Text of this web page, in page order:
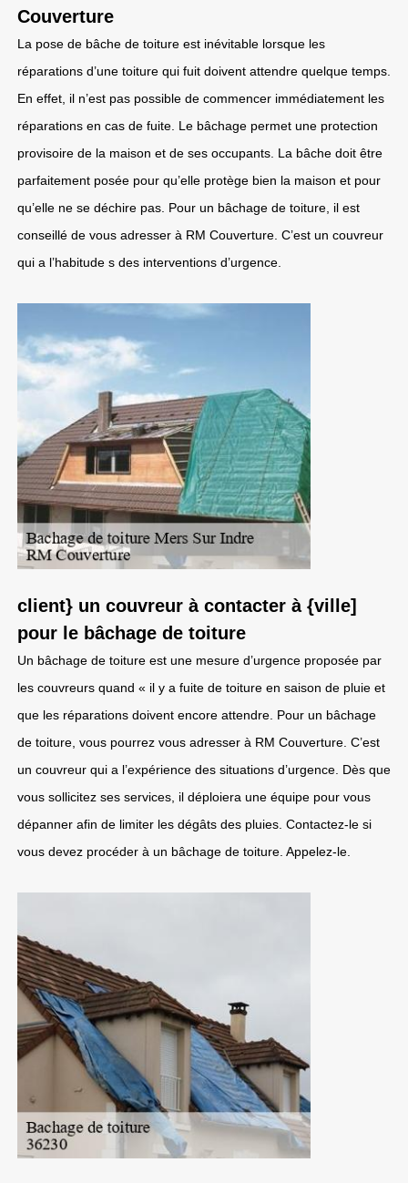
Couverture
La pose de bâche de toiture est inévitable lorsque les
réparations d’une toiture qui fuit doivent attendre quelque temps.
En effet, il n’est pas possible de commencer immédiatement les
réparations en cas de fuite. Le bâchage permet une protection
provisoire de la maison et de ses occupants. La bâche doit être
parfaitement posée pour qu’elle protège bien la maison et pour
qu’elle ne se déchire pas. Pour un bâchage de toiture, il est
conseillé de vous adresser à RM Couverture. C’est un couvreur
qui a l’habitude s des interventions d’urgence.
client} un couvreur à contacter à {ville]
pour le bâchage de toiture
Un bâchage de toiture est une mesure d’urgence proposée par
les couvreurs quand « il y a fuite de toiture en saison de pluie et
que les réparations doivent encore attendre. Pour un bâchage
de toiture, vous pourrez vous adresser à RM Couverture. C’est
un couvreur qui a l’expérience des situations d’urgence. Dès que
vous sollicitez ses services, il déploiera une équipe pour vous
dépanner afin de limiter les dégâts des pluies. Contactez-le si
vous devez procéder à un bâchage de toiture. Appelez-le.